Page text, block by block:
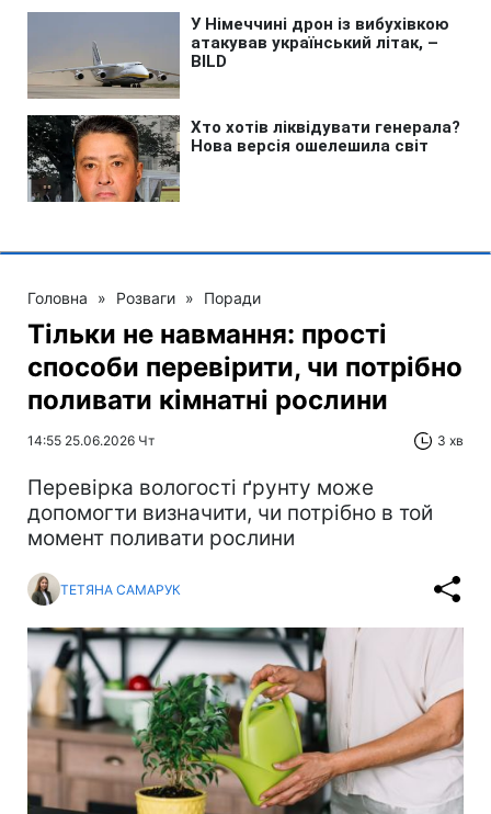
Головна » Розваги » Поради
Тільки не навмання: прості
способи перевірити, чи потрібно
поливати кімнатні рослини
14:55 25.06.2026 Чт 3 хв
Перевірка вологості ґрунту може
допомогти визначити, чи потрібно в той
момент поливати рослини
ТЕТЯНА САМАРУК